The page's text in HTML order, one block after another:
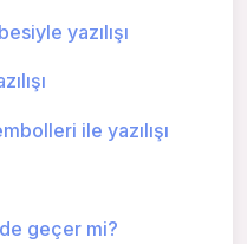
yazılışı
ile yazılışı
geçer mi?